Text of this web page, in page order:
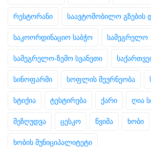
რესტორანი საავტომობილო გზების
საკოორდინაციო საბჭო სამეგრელო
სამეგრელო-ზემო სვანეთი
სინოფარმი სოფლის მეურნეობა
სტიქია ტესტირება ქარი ღია
შეზღუდვა ცესკო წვიმა ხობი
ხობის მუნიციპალიტეტი